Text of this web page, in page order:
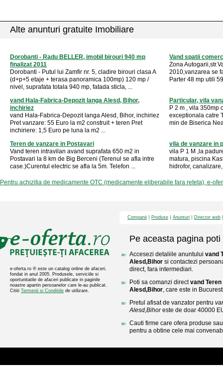
Alte anunturi gratuite Imobiliare
Dorobanti - Radu BELLER, imobil birouri 940 mp
finalizat 2011
Dorobanti - Putul lui Zamfir nr. 5, cladire birouri clasa A
(d+p+5 etaje + terasa panoramica 100mp) 120 mp /
nivel, suprafata totala 940 mp, fatada sticla, ...
Vand spatii
Zona
2010,vanzarea se
Parter 48 mp utili
vand Hala-Fabrica-Depozit langa Alesd, Bihor,
inchiriez
vand Hala-Fabrica-Depozit langa Alesd, Bihor, inchiriez
Pret vanzare: 55 Euro la m2 construit + teren Pret
inchiriere: 1,5 Euro pe luna la m2 ...
Particular, vila
P 2 m , vila 350mp
exceptionala catre
min de Biserica
Teren de vanzare in Postavari
Vand teren intravilan avand suprafata 650 m2 in
Postavari la 8 km de Big Berceni (Terenul se afla intre
case.)Curentul electric se afla la 5m. Telefon ...
vila de vanzare in
vila P 1 M ,la
matura, piscina
hidrofor,
Pentru achizitia de medicamente OTC (medicamente eliberabile fara reteta), e-
e-oferta.ro ® este un catalog online de afaceri,
fondat in anul 2005. Produsele, serviciile si
oportunitatile de afaceri publicate in paginile
noastre apartin persoanelor care le-au publicat.
Cititi Termenii si Conditiile de utilizare.
Companii Produse Anunturi Director web
Pe aceasta pagina poti
Accesezi detaliile anuntului vand
Alesd,Bihor si contactezi
direct, fara intermediari.
Poti sa comanzi directvand
Alesd,Bihor, care este in
Pretul afisat de vanzator pentru
Alesd,Bihoreste de doar 40000
Cauti firme care ofera produse
pentru a obtine cele mai